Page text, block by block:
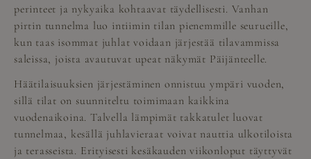
perinteet ja nykyaika kohtaavat täydellisesti. Vanhan
pirtin tunnelma luo intiimin tilan pienemmille seurueille,
kun taas isommat juhlat voidaan järjestää tilavammissa
saleissa, joista avautuvat upeat näkymät Päijänteelle.
Häätilaisuuksien järjestäminen onnistuu ympäri vuoden,
sillä tilat on suunniteltu toimimaan kaikkina
vuodenaikoina. Talvella lämpimät takkatulet luovat
tunnelmaa, kesällä juhlavieraat voivat nauttia ulkotiloista
ja terasseista. Erityisesti kesäkauden viikonloput täyttyvät